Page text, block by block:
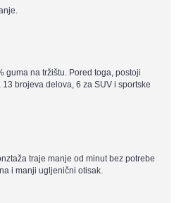
na tržištu. Pored toga, postoji
brojeva delova, 6 za SUV i sportske
traje manje od minut bez potrebe
i manji ugljenični otisak.